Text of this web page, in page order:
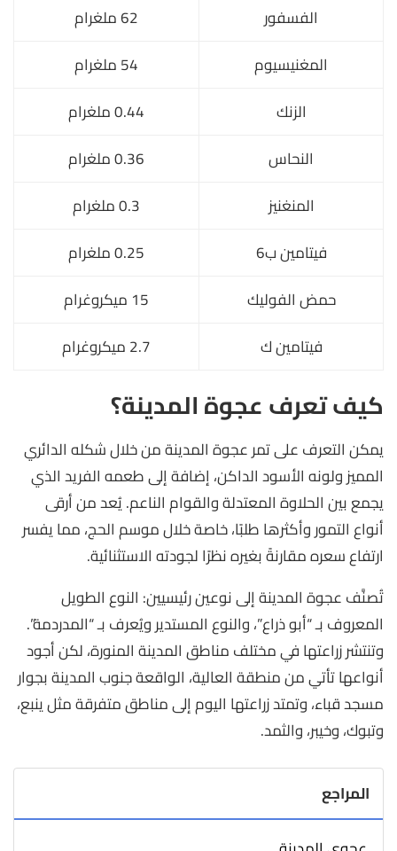
الفسفور
62 ملغرام
المغنيسيوم
54 ملغرام
الزنك
0.44 ملغرام
النحاس
0.36 ملغرام
المنغنيز
0.3 ملغرام
فيتامين ب6
0.25 ملغرام
حمض الفوليك
15 ميكروغرام
فيتامين ك
2.7 ميكروغرام
كيف تعرف عجوة المدينة؟
يمكن التعرف على تمر عجوة المدينة من خلال شكله الدائري
المميز ولونه الأسود الداكن، إضافة إلى طعمه الفريد الذي
يجمع بين الحلاوة المعتدلة والقوام الناعم. يُعد من أرقى
أنواع التمور وأكثرها طلبًا، خاصة خلال موسم الحج، مما يفسر
ارتفاع سعره مقارنةً بغيره نظرًا لجودته الاستثنائية.
تُصنَّف عجوة المدينة إلى نوعين رئيسيين: النوع الطويل
المعروف بـ “أبو ذراع”، والنوع المستدير ويُعرف بـ “المدردمة”.
وتنتشر زراعتها في مختلف مناطق المدينة المنورة، لكن أجود
أنواعها تأتي من منطقة العالية، الواقعة جنوب المدينة بجوار
مسجد قباء، وتمتد زراعتها اليوم إلى مناطق متفرقة مثل ينبع،
وتبوك، وخيبر، والثمد.
المراجع